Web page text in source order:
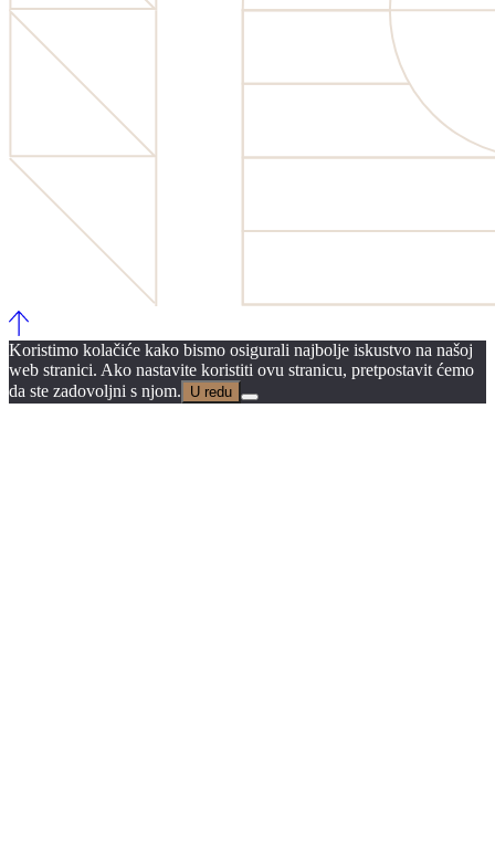
Koristimo kolačiće kako bismo osigurali najbolje iskustvo na našoj
web stranici. Ako nastavite koristiti ovu stranicu, pretpostavit ćemo
da ste zadovoljni s njom.
U redu